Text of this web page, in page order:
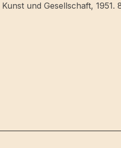
und Gesellschaft, 1951.